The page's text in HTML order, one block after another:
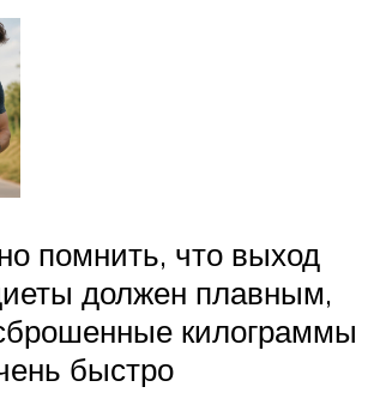
помнить, что выход
должен плавным,
килограммы
быстро